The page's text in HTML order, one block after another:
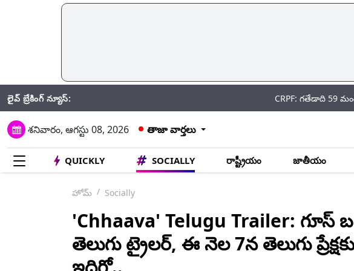
లైవ్ బ్రేకింగ్ న్యూస్: CRPF: గతేడాది 59 మంది
శనివారం, ఆగస్టు 08, 2026 తాజా వార్తలు
QUICKLY SOCIALLY రాష్ట్రీయం జాతీయం
హోమ్ Socially
'Chhaava' Telugu Trailer: గూస్
తెలుగు ట్రైలర్, ఈ నెల‌ 7న తెలుగు